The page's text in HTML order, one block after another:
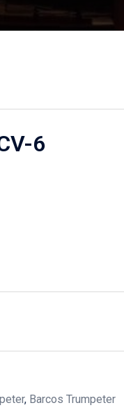
6
, Barcos Trumpeter